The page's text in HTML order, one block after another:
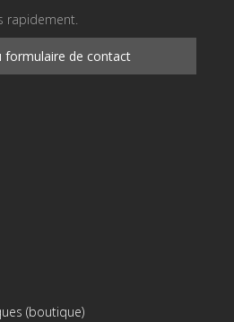
rapidement.
formulaire de contact
(boutique)